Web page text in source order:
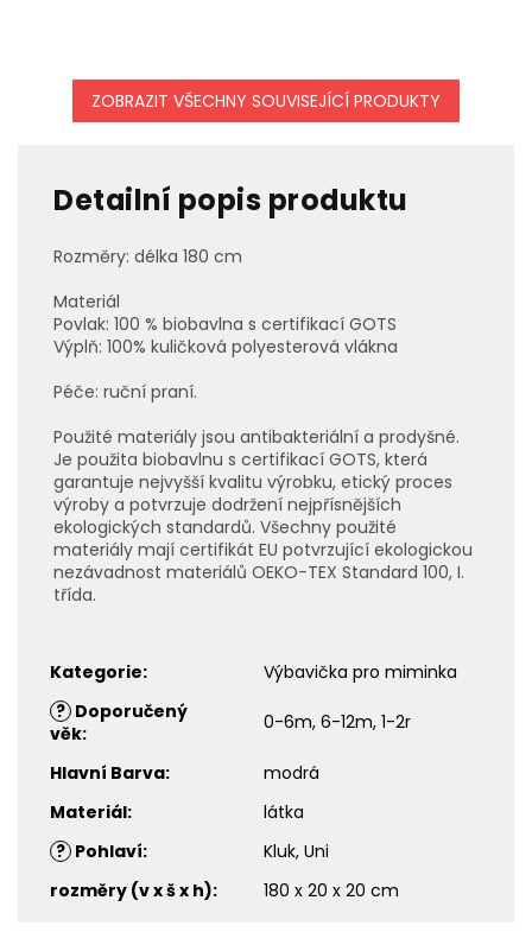
ZOBRAZIT VŠECHNY SOUVISEJÍCÍ PRODUKTY
Detailní popis produktu
Rozměry: délka 180 cm
Materiál
Povlak: 100 % biobavlna s certifikací GOTS
Výplň: 100% kuličková polyesterová vlákna
Péče: ruční praní.
Použité materiály jsou antibakteriální a prodyšné.
Je použita biobavlnu s certifikací GOTS, která
garantuje nejvyšší kvalitu výrobku, etický proces
výroby a potvrzuje dodržení nejpřísnějších
ekologických standardů. Všechny použité
materiály mají certifikát EU potvrzující ekologickou
nezávadnost materiálů OEKO-TEX Standard 100, I.
třída.
Kategorie:
Výbavička pro miminka
? Doporučený
věk: 0-6m, 6-12m, 1-2r
Hlavní Barva:
modrá
Materiál:
látka
? Pohlaví:
Kluk, Uni
rozměry (v x š x h): 180 x 20 x 20 cm